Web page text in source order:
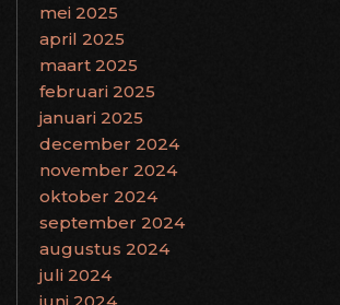
mei 2025
april 2025
maart 2025
februari 2025
januari 2025
december 2024
november 2024
oktober 2024
september 2024
augustus 2024
juli 2024